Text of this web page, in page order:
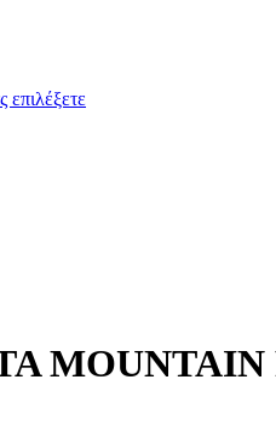
επιλέξετε
MOUNTAIN